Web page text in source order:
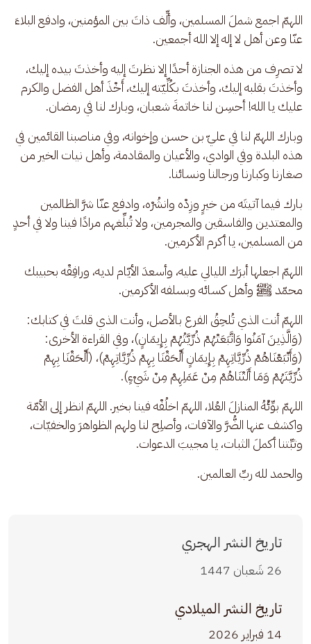
اللهمّ اجمع شملَ المسلمين، وألِّف ذاتَ بين المؤمنين، وادفع البلاءَ
عنّا وعن أهل لا إله إلا الله أجمعين.
لا تصرِف من هذه الجنازة أحدًا إلا نظرتَ إليه وأخذتَ بيده إليك،
وأخذتَ بقلبه إليك، وأخذتَ بكُلِّيّته إليك، أَخْذَ أهل الفضل والكرم
عليك يا الله! أحسِن لنا خاتمةَ شعبان، وبارك لنا في رمضان.
وبارك اللهمّ لنا في عليّ بن حسن وإخوانه، وفي مناصبنا القائمين في
هذه البلدة وفي الوادي، والأعيان والمقادمة، وأهل نيات الخير من
صغارنا وكبارنا ورجالنا ونسائنا.
بارك فيما آتيتَه من خيرٍ وزِدْه وانشُرْه، وادفع عنّا شرَّ الظالمين
والمعتدين والفاسقين والمجرمين، ولا تُبلِّغهم مرادًا فينا ولا في أحدٍ
من المسلمين، يا أكرم الأكرمين.
اللهمّ اجعلها أبرَك الليالي عليه، وأسعدَ الأيّام لديه، ورافِقْه بحبيبك
محمّد ﷺ وأهل كسائه وبسلفه الأكرمين.
اللهمّ أنت الذي تُلحِقُ الفرع بالأصل، وأنت الذي قلتَ في كتابك:
(وَالَّذِينَ آمَنُوا وَاتَّبَعَتْهُمْ ذُرِّيَّتُهُمْ بِإِيمَانٍ)، وفي القراءة الأخرى:
(وَأَتْبَعْنَاهُمْ ذُرِّيَّاتِهِمْ بِإِيمَانٍ أَلْحَقْنَا بِهِمْ ذُرِّيَّاتِهِمْ)، (أَلْحَقْنَا بِهِمْ
ذُرِّيَّتَهُمْ وَمَا أَلَتْنَاهُمْ مِنْ عَمَلِهِمْ مِنْ شَيْءٍ).
اللهمّ بوِّئْهُ المنازلَ العُلا، اللهمّ اخلُفْه فينا بخير. اللهمّ انظر إلى الأمّة
واكشف عنها الضُّرَّ والآفات، وأصلِح لنا ولهم الظواهرَ والخفيّات،
وثبِّتنا أكملَ الثبات، يا مجيبَ الدعوات.
والحمد لله ربِّ العالمين.
تاريخ النشر الهجري
26 شَعبان 1447
تاريخ النشر الميلادي
14 فبراير 2026